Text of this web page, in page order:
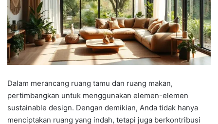
Dalam merancang ruang tamu dan ruang makan,
pertimbangkan untuk menggunakan elemen-elemen
sustainable design. Dengan demikian, Anda tidak hanya
menciptakan ruang yang indah, tetapi juga berkontribusi